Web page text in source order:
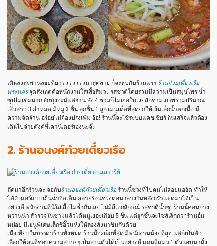
เดินลงสะพานลอยที่ยาวววววววมาสุดสาย ก็จะพบกับร้านแรก ร้านก๋วยเตี๋ยวเรือ
พระนคร จุดสังเกตคือพนักงานใส่เสื้อสีม่วง รสชาติโดยรวมมีความเป็นสมุนไพร น้ำ
ซุปไม่เข้มมาก ผักบุ้งจะมีแต่ก้าน สั่ง 4 ชามก็ไม่เจอใบเลยสักชาม ภาพรวมปริมาณ
เส้นสาว 3 คำหมด มีหมู 3 ชิ้น ลูกชิ้น 1 ลูก เมนูเด็ดที่สุดยกให้เส้นเล็กน้ำตกเนื้อ มี
ความจัดจ้าน อร่อยไม่ต้องปรุงเพิ่ม อ้อ! ร้านนี้จะใช้ระบบแคชเชียร์ กินเสร็จแล้วต้อง
เดินไปจ่ายตังค์ที่เคาน์เตอร์เองนะจ๊ะ
2. ร้านอนงค์ก๋วยเตี๋ยวเรือ
ถัดมาอีกร้านจะเจอกับ ร้านอนงค์ก๋วยเตี๋ยวเรือร้านนี้ช่วงที่ไปคนไม่ค่อยแออัด ทำให้
ได้รับแอร์แบบเย็นฉ่ำจัดเต็ม คลายร้อนช่วงตอนกลางวันหลังกรำแดดมาได้เป็น
อย่างดี พนักงานที่นี่ใส่เสื้อไม่ซ้ำกันเลย ไม่มีสีเอกลักษณ์ รสชาติน้ำซุปร้านนี้ค่อนข้าง
หวานนำ สำรวจในชามแล้วได้หมูเยอะเกือบ 5 ชิ้น แต่ลูกชิ้นจะไซส์เล็กกว่าร้านอื่น
หน่อย มีเมนูพิเศษเล็กซีอิ๊วแห้งให้ลองสั่งมาชิมกันด้วย
เมื่อเทียบในบรรดาร้านทั้งหมด ร้านนี้จะเล็กที่สุด มีพนักงานน้อยที่สุด แต่ก็เป็นตัว
เลือกให้คนที่ชอบความสบายๆเป็นส่วนตัวได้เป็นอย่างดี แถมมีแมว 1 ตัวแอบมานั่ง